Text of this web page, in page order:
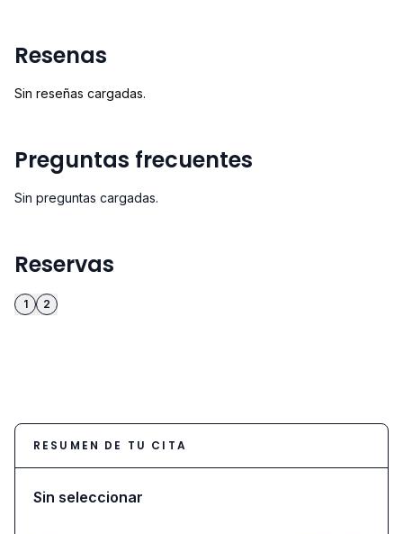
Resenas
Sin reseñas cargadas.
Preguntas frecuentes
Sin preguntas cargadas.
Reservas
1 2
RESUMEN DE TU CITA
Sin seleccionar